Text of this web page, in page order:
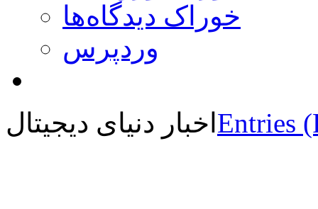
خوراک دیدگاه‌ها
وردپرس
اخبار دنیای دیجیتال Entries